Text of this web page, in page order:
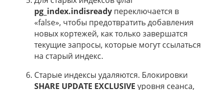
pg_index.indisready переключается в
«false», чтобы предотвратить добавления
новых кортежей, как только завершатся
текущие запросы, которые могут ссылаться
на старый индекс.
Старые индексы удаляются. Блокировки
SHARE UPDATE EXCLUSIVE уровня сеанса,